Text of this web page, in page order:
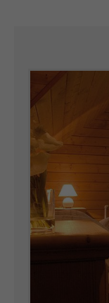
Lorem ipsum
Aenean
Cum sociis
montes,
ultricies nec.